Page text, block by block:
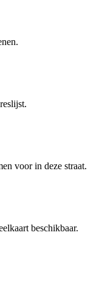
voor in deze straat.
beschikbaar.